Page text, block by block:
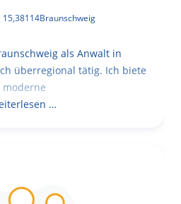
15,38114Braunschweig
als Anwalt in
überregional tätig. Ich biete
…